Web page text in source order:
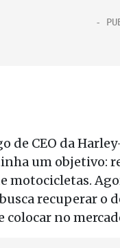
de CEO da
um objetivo:
motocicletas.
recuperar o
colocar no